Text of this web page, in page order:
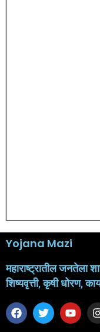
Yojana Mazi
महाराष्ट्रातील जनतेला
शिष्यवृत्ती, कृषी धोरण,